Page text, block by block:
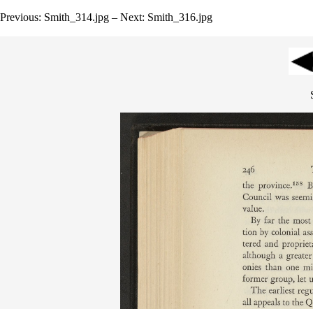
Previous: Smith_314.jpg – Next: Smith_316.jpg